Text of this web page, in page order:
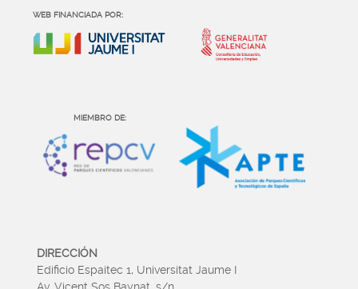
WEB FINANCIADA POR:
MIEMBRO DE:
DIRECCIÓN
Edificio Espaitec 1, Universitat Jaume I